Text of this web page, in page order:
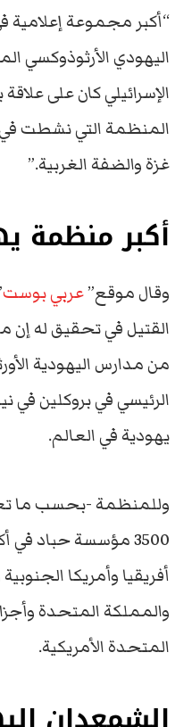
“أكبر مجموعة إعلامية
اليهودي الأرثوذوكسي
الإسرائيلي كان على
المنظمة التي نشطت في
غزة والضفة الغربية.”
أكبر منظمة
وقال موقع”عربي بوست
القتيل في تحقيق له
من مدارس اليهودية
الرئيسي في بروكلين في
يهودية في العالم.
وللمنظمة -بحسب ما
أفريقيا وأمريكا
والمملكة المتحدة
المتحدة الأمريكية.